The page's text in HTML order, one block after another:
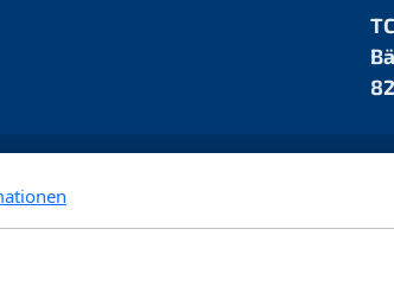
TC-Rheindive.ch, All Rights Reserved